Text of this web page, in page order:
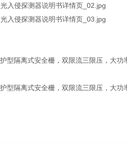
型隔离式安全栅，双限流三限压，大
型隔离式安全栅，双限流三限压，大